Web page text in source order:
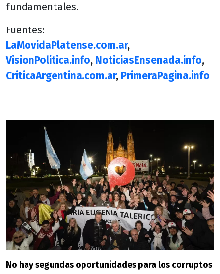
fundamentales.
Fuentes:
LaMovidaPlatense.com.ar,
VisionPolitica.info, NoticiasEnsenada.info,
CriticaArgentina.com.ar, PrimeraPagina.info
No hay segundas oportunidades para los corruptos